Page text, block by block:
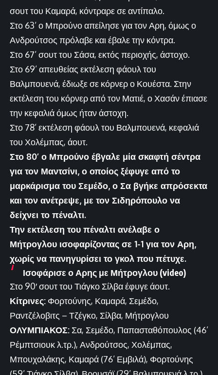
σουτ του Καμαρά, κόντραρε σε αντίπαλο.
Στο 63’ ο Μπρούνο απείλησε για τον Αρη, όμως ο
Ανδρούτσος πρόλαβε και έβαλε την κόντρα.
Στο 67’ σουτ του Σάσα, εκτός περιοχής, άστοχο.
Στο 69’ απευθείας εκτέλεση φάουλ του
Βαλμπουενά, έδιωξε σε κόρνερ ο Κουέστα. Στην
εκτέλεση του κόρνερ από τον Ματιέ, ο Χασάν έπιασε
την κεφαλιά όμως ήταν άστοχη.
Στο 78’ εκτέλεση φάουλ του Βαλμπουενά, κεφαλιά
του Χολέμπας, άουτ.
Στο 80’ ο Μπρούνο έβγαλε μία σκαφτή σέντρα
για τον Μαντσίνι, ο οποίος ξέφυγε από το
μαρκάρισμα του Σεμέδο, ο Σα βγήκε απρόσεκτα
και τον ανέτρεψε, με τον Σιδηρόπουλο να
δείχνει το πέναλτι.
Την εκτέλεση του πέναλτι ανέλαβε ο
Μήτρογλου ισοφαρίζοντας σε 1-1 για τον Αρη,
χωρίς να πανηγυρίσει το γκολ που πέτυχε.
Ισοφάρισε ο Αρης με Μήτρογλου (video)
Στο 90′ σουτ του Τιάγκο Σίλβα έφυγε άουτ.
Κίτρινες: Φορτούνης, Καμαρά, Σεμέδο,
Ραντζέλοβιτς – Τζέγκο, Σίλβα, Μήτρογλου
ΟΛΥΜΠΙΑΚΟΣ: Σα, Σεμέδο, Παπασταθόπουλος (46’
Ρέμπτσιουκ λ.τρ.), Ανδρούτσος, Χολέμπας,
Μπουχαλάκης, Καμαρά (76’ Εμβιλά), Φορτούνης